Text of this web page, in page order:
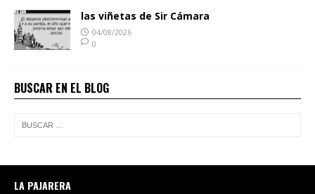
las viñetas de Sir Cámara
04/08/2026
0
BUSCAR EN EL BLOG
LA PAJARERA